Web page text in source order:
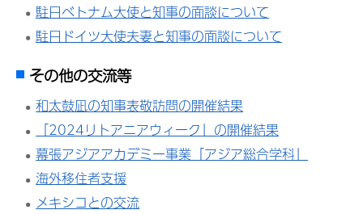
駐日ベトナム大使と知事の面談について
駐日ドイツ大使夫妻と知事の面談について
その他の交流等
和太鼓凪の知事表敬訪問の開催結果
「2024リトアニアウィーク」の開催結果
幕張アジアアカデミー事業「アジア総合学科」
海外移住者支援
メキシコとの交流